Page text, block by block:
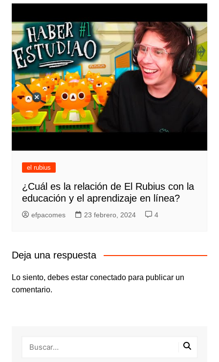
el rubius
¿Cuál es la relación de El Rubius con la
educación y el aprendizaje en línea?
efpacomes 23 febrero, 2024 4
Deja una respuesta
Lo siento, debes estar conectadopara publicar un
comentario.